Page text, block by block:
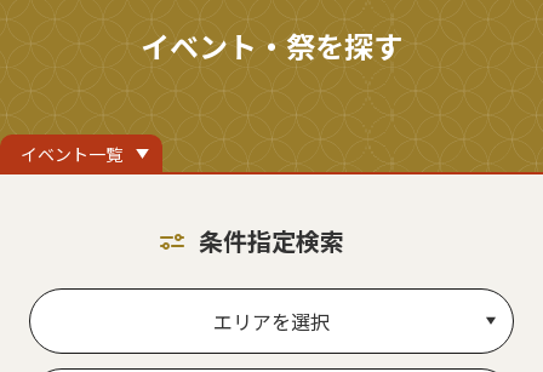
イベント・祭を探す
イベント一覧
条件指定検索
エリアを選択